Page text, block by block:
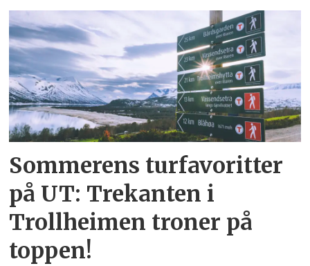
Sommerens turfavoritter
på UT: Trekanten i
Trollheimen troner på
toppen!